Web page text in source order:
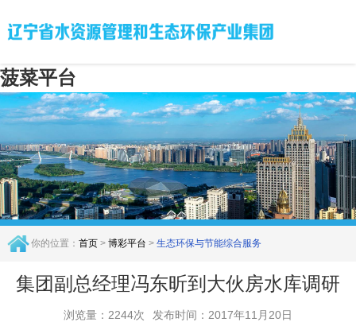
菠菜平台
你的位置： 首页> 博彩平台 > 生态环保与节能综合服务
集团副总经理冯东昕到大伙房水库调研
浏览量：2244次 发布时间：2017年11月20日